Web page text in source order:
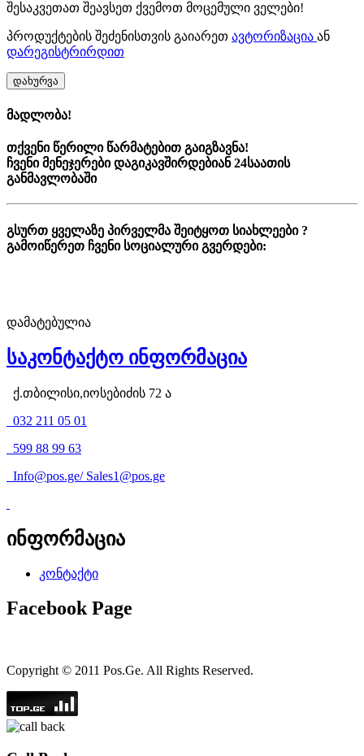
შესაკვეთათ შეავსეთ ქვემოთ მოცემული ველები!
პროდუქტების შეძენისთვის გაიარეთ ავტორიზაცია ან
დარეგისტრირდით
დახურვა
მადლობა!
თქვენი წერილი წარმატებით გაიგზავნა!
ჩვენი მენეჯერები დაგიკავშირდებიან 24საათის
განმავლობაში
გსურთ ყველაზე პირველმა შეიტყოთ სიახლეები ?
გამოიწერეთ ჩვენი სოციალური გვერდები:
დამატებულია
საკონტაქტო ინფორმაცია
ქ.თბილისი,იოსებიძის 72 ა
032 211 05 01
599 88 99 63
Info@pos.ge/ Sales1@pos.ge
ინფორმაცია
კონტაქტი
Facebook Page
Copyright © 2011 Pos.Ge. All Rights Reserved.